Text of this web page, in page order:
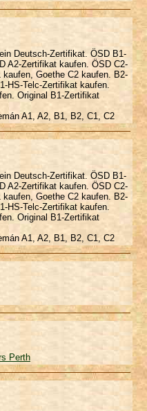
Deutsch-Zertifikat. ÖSD B1-
A2-Zertifikat kaufen. ÖSD C2-
Goethe C2 kaufen. B2-
HS-Telc-Zertifikat kaufen.
Original B1-Zertifikat
A1, A2, B1, B2, C1, C2
Deutsch-Zertifikat. ÖSD B1-
A2-Zertifikat kaufen. ÖSD C2-
Goethe C2 kaufen. B2-
HS-Telc-Zertifikat kaufen.
Original B1-Zertifikat
A1, A2, B1, B2, C1, C2
Perth